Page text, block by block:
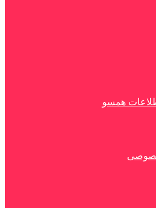
همسو